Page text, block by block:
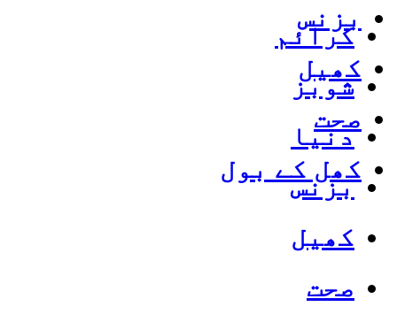
کرائم
شوبز
دنیا
بزنس
کھیل
صحت
بزنس
کھیل
صحت
کھل کے بول